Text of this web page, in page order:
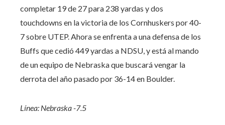
completar 19 de 27 para 238 yardas y dos
touchdowns en la victoria de los Cornhuskers por 40-
7 sobre UTEP. Ahora se enfrenta a una defensa de los
Buffs que cedió 449 yardas a NDSU, y está al mando
de un equipo de Nebraska que buscará vengar la
derrota del año pasado por 36-14 en Boulder.
Línea: Nebraska -7.5